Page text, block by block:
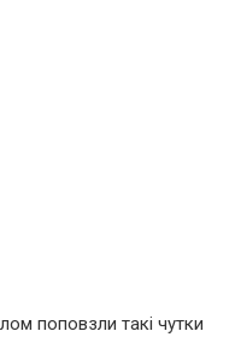
поповзли такі чутки